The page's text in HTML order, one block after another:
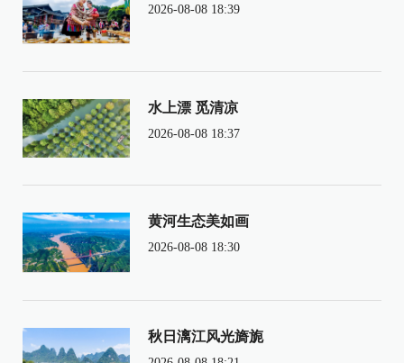
2026-08-08 18:39
水上漂 觅清凉
2026-08-08 18:37
黄河生态美如画
2026-08-08 18:30
秋日漓江风光旖旎